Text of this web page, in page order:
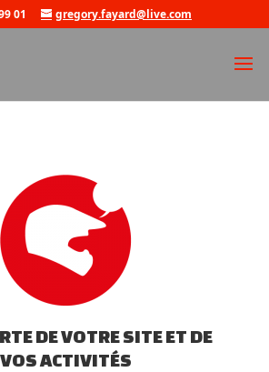
01 gregory.fayard@live.com
DE VOTRE SITE ET DE
VOS ACTIVITÉS